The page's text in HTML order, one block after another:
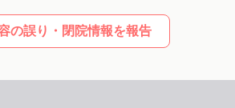
。の誤り・閉院情報を報告